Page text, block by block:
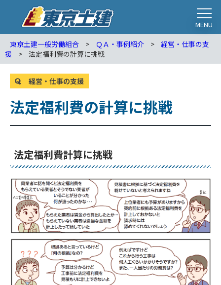
MENU
東京土建一般労働組合 > ＱＡ・事例紹介 >
経営・仕事の支
援
> 法定福利費の計算に挑戦
経営・仕事の支援
法定福利費の計算に挑戦
法定福利費計算に挑戦